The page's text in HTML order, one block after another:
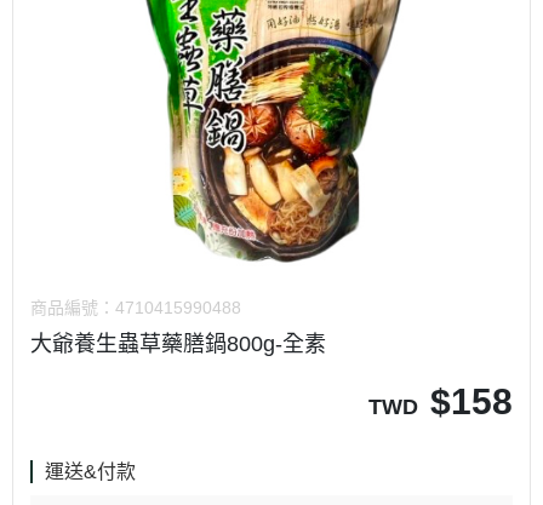
商品編號： 4710415990488
大爺養生蟲草藥膳鍋800g-全素
TWD $158
運送&付款